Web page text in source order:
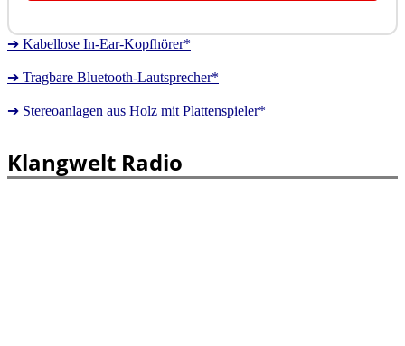
➔ Kabellose In-Ear-Kopfhörer*
➔ Tragbare Bluetooth-Lautsprecher*
➔ Stereoanlagen aus Holz mit Plattenspieler*
Klangwelt Radio